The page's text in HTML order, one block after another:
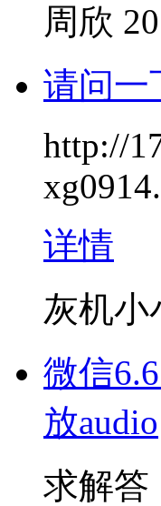
周欣
请问一
http://
详情
灰机小
微信
放audio
求解答